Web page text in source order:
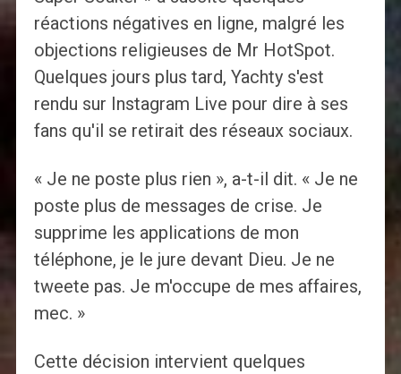
réactions négatives en ligne, malgré les
objections religieuses de Mr HotSpot.
Quelques jours plus tard, Yachty s'est
rendu sur Instagram Live pour dire à ses
fans qu'il se retirait des réseaux sociaux.
« Je ne poste plus rien », a-t-il dit. « Je ne
poste plus de messages de crise. Je
supprime les applications de mon
téléphone, je le jure devant Dieu. Je ne
tweete pas. Je m'occupe de mes affaires,
mec. »
Cette décision intervient quelques